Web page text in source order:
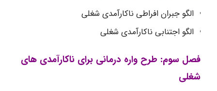
الگو جبران افراطی ناکارآمدی شغلی
الگو اجتنابی ناکارآمدی شغلی
فصل سوم: طرح واره درمانی برای ناکارآمدی های
شغلی